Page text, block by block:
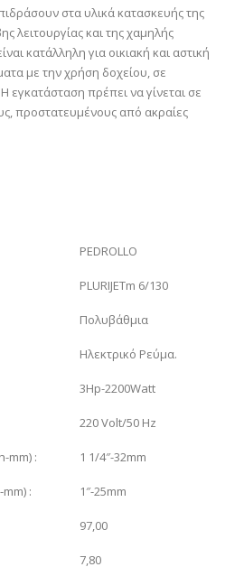
στα υλικά κατασκευής της
λειτουργίας και της χαμηλής
κατάλληλη για οικιακή και αστική
με την χρήση δοχείου, σε
εγκατάσταση πρέπει να γίνεται σε
προστατευμένους από ακραίες
PEDROLLO
PLURIJETm 6/130
Πολυβάθμια
Ηλεκτρικό Ρεύμα.
3Hp-2200Watt
220 Volt/50 Hz
mm) : 1 1/4″-32mm
: 1″-25mm
97,00
7,80